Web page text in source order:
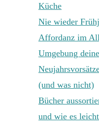
Küche
Nie wieder
Affordanz im
Umgebung
(und was nicht)
Bücher
und wie es